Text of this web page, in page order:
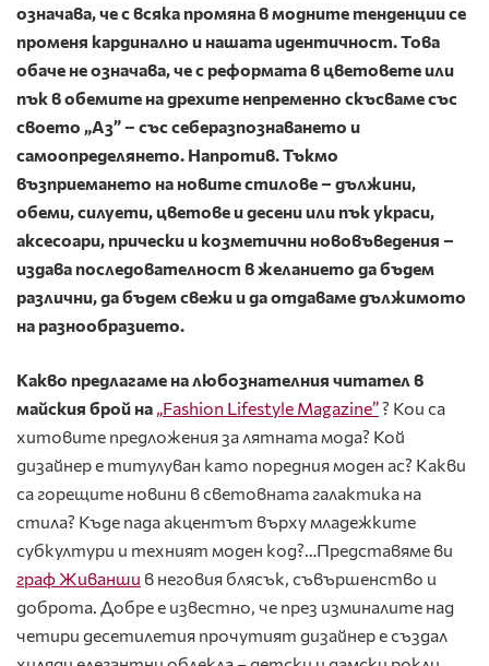
означава, че с всяка промяна в модните тенденции се
променя кардинално и нашата идентичност. Това
обаче не означава, че с реформата в цветовете или
пък в обемите на дрехите непременно скъсваме със
своето „Аз” – със себеразпознаването и
самоопределянето. Напротив. Тъкмо
възприемането на новите стилове – дължини,
обеми, силуети, цветове и десени или пък украси,
аксесоари, прически и козметични нововъведения –
издава последователност в желанието да бъдем
различни, да бъдем свежи и да отдаваме дължимото
на разнообразието.
Какво предлагаме на любознателния читател в
майския брой на „Fashion Lifestyle Magazine”? Кои са
хитовите предложения за лятната мода? Кой
дизайнер е титулуван като поредния моден ас? Какви
са горещите новини в световната галактика на
стила? Къде пада акцентът върху младежките
субкултури и техният моден код?…Представяме ви
граф Живанши в неговия блясък, съвършенство и
доброта. Добре е известно, че през изминалите над
четири десетилетия прочутият дизайнер е създал